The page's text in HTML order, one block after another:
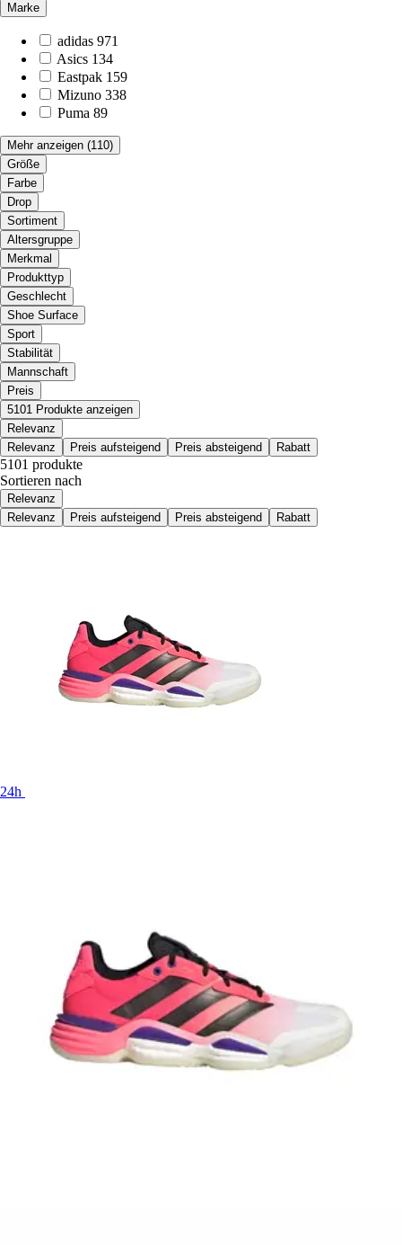
Marke
adidas 971
Asics 134
Eastpak 159
Mizuno 338
Puma 89
Mehr anzeigen (110)
Größe
Farbe
Drop
Sortiment
Altersgruppe
Merkmal
Produkttyp
Geschlecht
Shoe Surface
Sport
Stabilität
Mannschaft
Preis
5101 Produkte anzeigen
Relevanz
Relevanz
Preis aufsteigend Preis absteigend Rabatt
5101 produkte
Sortieren nach
Relevanz
Relevanz
Preis aufsteigend Preis absteigend Rabatt
24h